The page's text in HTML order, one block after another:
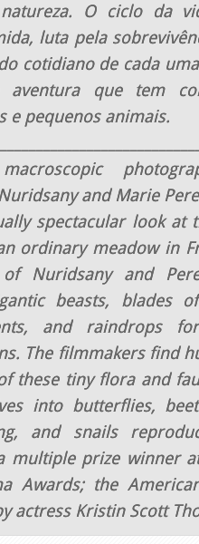
O ciclo da
luta pela
cotidiano de cada
aventura que tem
e pequenos animais.
and Marie
spectacular look at
ordinary meadow in
Nuridsany and
beasts, blades
and raindrops
The filmmakers find
these tiny flora and
into butterflies,
and snails
multiple prize winner
Awards; the
actress Kristin Scott